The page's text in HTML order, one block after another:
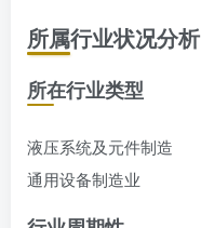
所属行业状况分析
所在行业类型
液压系统及元件制造
通用设备制造业